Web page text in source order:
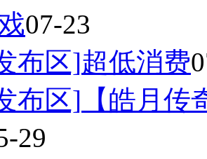
07-23
布区]超低消费
布区] 【皓月
29